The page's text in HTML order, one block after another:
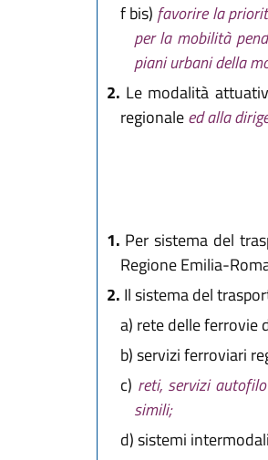
f bis) favorire la
per la mobilità
piani urbani della
2. Le modalità
regionaleed alla
1. Per sistema del
Regione Emilia-
2. Il sistema del
a) rete delle ferrovie
b)servizi ferroviari
c) reti, servizi
simili;
d)sistemi